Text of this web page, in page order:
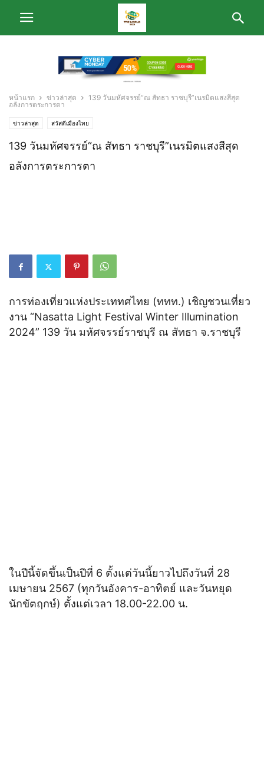
หน้าแรก ข่าวล่าสุด
139 วันมหัศจรรย์“ณ สัทธา ราชบุรี”เนรมิตแสงสีสุด
อลังการตระการตา
ข่าวล่าสุด สวัสดีเมืองไทย
139 วันมหัศจรรย์“ณ สัทธา ราชบุรี”เนรมิตแสงสีสุด
อลังการตระการตา
การท่องเที่ยวแห่งประเททศไทย (ททท.) เชิญชวนเที่ยว
งาน “Nasatta Light Festival Winter Illumination
2024” 139 วัน มหัศจรรย์ราชบุรี ณ สัทธา จ.ราชบุรี
ในปีนี้จัดขึ้นเป็นปีที่ 6 ตั้งแต่วันนี้ยาวไปถึงวันที่ 28
เมษายน 2567 (ทุกวันอังคาร-อาทิตย์ และวันหยุด
นักขัตฤกษ์) ตั้งแต่เวลา 18.00-22.00 น.